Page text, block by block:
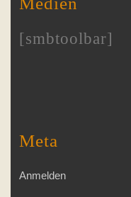
[smbtoolbar]
Meta
Anmelden